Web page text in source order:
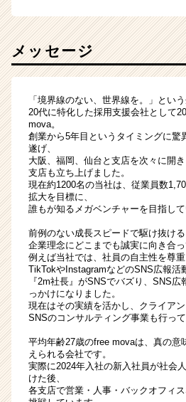
メッセージ
「境界線のない、世界線を。」とい
20代に特化した採用支援会社として
mova。
創業から5年目というタイミングに驚
遂げ、
大阪、福岡、仙台と支店を次々に開
支店も立ち上げました。
現在約1200名の当社は、従業員数
拡大を目標に、
誰もが知るメガベンチャーを目指して
前例のない成長スピードで駆け抜ける
企業理念にどこまでも誠実に向き合っ
例えば当社では、社員の自主性を尊重
TikTokやInstagramなどのSNS広報活
『2m社長』がSNSでバズり、SNS広
っかけになりました。
現在はその実績を活かし、クライア
SNSのコンサルティング事業も行って
平均年齢27歳のfree movaは、真の意
えられる会社です。
実際に2024年入社の新入社員が社会
けた後、
各支店で営業・人事・バックオフィ